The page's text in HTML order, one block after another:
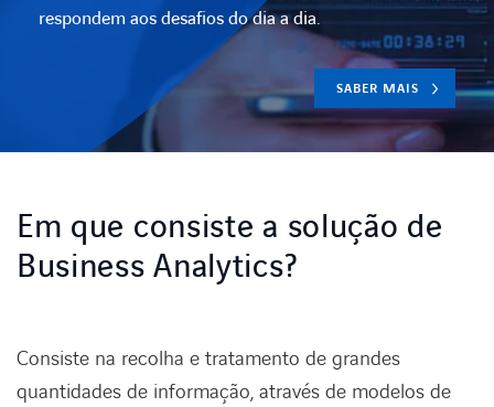
BLOG
EXPERTISE
ENABLING DIGITAL SOCIETY
DIGITAL OFFER
respondem aos desafios do dia a dia.
SABER MAIS
Em que consiste a solução de
Business Analytics?
Consiste na recolha e tratamento de grandes
quantidades de informação, através de modelos de